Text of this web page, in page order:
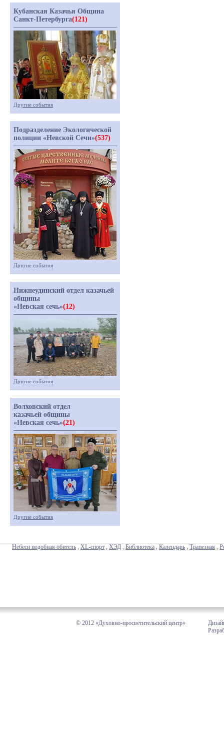
Кубанская Казачья Община
Санкт-Петербурга(121)
Другие события
Подразделение Экологической
полиции «Невской Сечи»(537)
Другие события
Нижнеудинский отдел казачьей
общины
«Невская сечь»(12)
Другие события
Волховский отдел
казачьей общины
«Невская сечь»(21)
Другие события
Небеси подобная обитель , XL-спорт , ХЭД , Библиотека , Календарь , Трапезная ,
© 2012 «Духовно-просветительский центр»